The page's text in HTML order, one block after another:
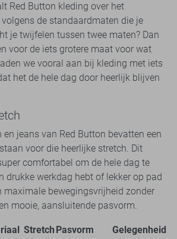
Red Button kleding over het
de standaardmaten die je
je twijfelen tussen twee maten? Dan
voor de iets grotere maat voor wat
we vooral aan bij kleding met iets
het de hele dag door heerlijk blijven
en jeans van Red Button bevatten een
voor die heerlijke stretch. Dit
comfortabel om de hele dag te
drukke werkdag hebt of lekker op pad
maximale bewegingsvrijheid zonder
mooie, aansluitende pasvorm.
Stretch Pasvorm Gelegenheid